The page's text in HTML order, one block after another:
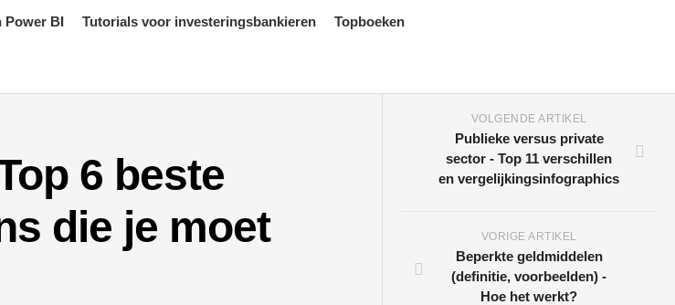
Power BI Tutorials voor investeringsbankieren Topboeken
6 beste
die je moet
VOLGENDE ARTIKEL
Publieke versus private
sector - Top 11 verschillen
en vergelijkingsinfographics
VORIGE ARTIKEL
Beperkte geldmiddelen
(definitie, voorbeelden) -
Hoe het werkt?